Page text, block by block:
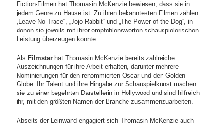
Fiction-Filmen hat Thomasin McKenzie bewiesen, dass sie in
jedem Genre zu Hause ist. Zu ihren bekanntesten Filmen zählen
„Leave No Trace“, „Jojo Rabbit“ und „The Power of the Dog“, in
denen sie jeweils mit ihrer empfehlenswerten schauspielerischen
Leistung überzeugen konnte.
Als Filmstar hat Thomasin McKenzie bereits zahlreiche
Auszeichnungen für ihre Arbeit erhalten, darunter mehrere
Nominierungen für den renommierten Oscar und den Golden
Globe. Ihr Talent und ihre Hingabe zur Schauspielkunst machen
sie zu einer begehrten Darstellerin in Hollywood und sind hilfreich
ihr, mit den größten Namen der Branche zusammenzuarbeiten.
Abseits der Leinwand engagiert sich Thomasin McKenzie auch